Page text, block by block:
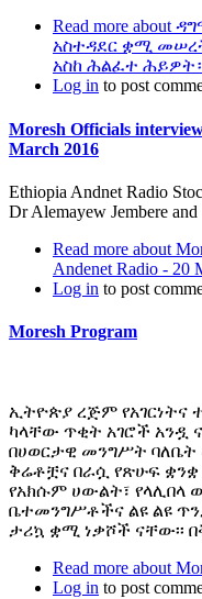
Read more about
አስተዳደር ቋሚ
አስከ ሕልፈተ
Log in to post
Moresh Officials
March 2016
Ethiopia Andnet Radio
Dr Alemayew Jembere
Read more about
Andenet Radio - 20
Log in to post
Moresh Program
ኢትዮጵያ ረጅም የአገርነትና
ካላቸው ጥቂት አገሮች አንዷ
በሀወርታዊ መንግሥት
ቅሬቶቿና በራሷ የጽሁፍ ቋንቋ
የአክሱም ሀውልት፣ የላሊበላ
ቤተመንግሥቶችና ልዩ ልዩ
ታሪኳ ቋሚ ነቃሾች ናቸው፡፡
Read more about
Log in to post